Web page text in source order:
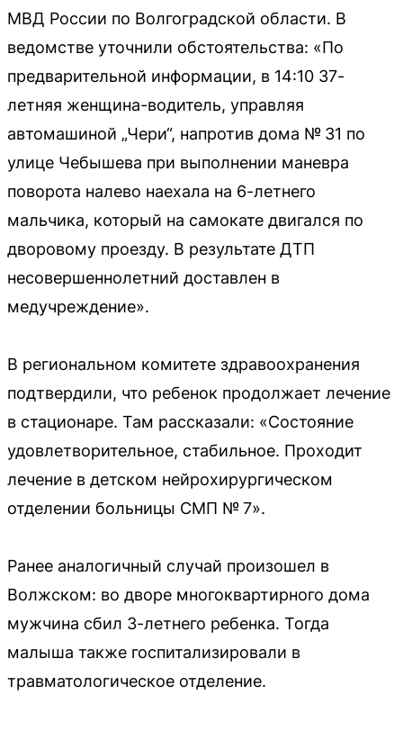
МВД России по Волгоградской области. В
ведомстве уточнили обстоятельства: «По
предварительной информации, в 14:10 37-
летняя женщина-водитель, управляя
автомашиной „Чери“, напротив дома № 31 по
улице Чебышева при выполнении маневра
поворота налево наехала на 6-летнего
мальчика, который на самокате двигался по
дворовому проезду. В результате ДТП
несовершеннолетний доставлен в
медучреждение».
В региональном комитете здравоохранения
подтвердили, что ребенок продолжает лечение
в стационаре. Там рассказали: «Состояние
удовлетворительное, стабильное. Проходит
лечение в детском нейрохирургическом
отделении больницы СМП № 7».
Ранее аналогичный случай произошел в
Волжском: во дворе многоквартирного дома
мужчина сбил 3-летнего ребенка. Тогда
малыша также госпитализировали в
травматологическое отделение.